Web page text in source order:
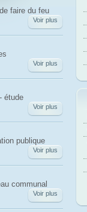
faire du feu
Voir plus
Voir plus
étude
Voir plus
publique
Voir plus
communal
Voir plus